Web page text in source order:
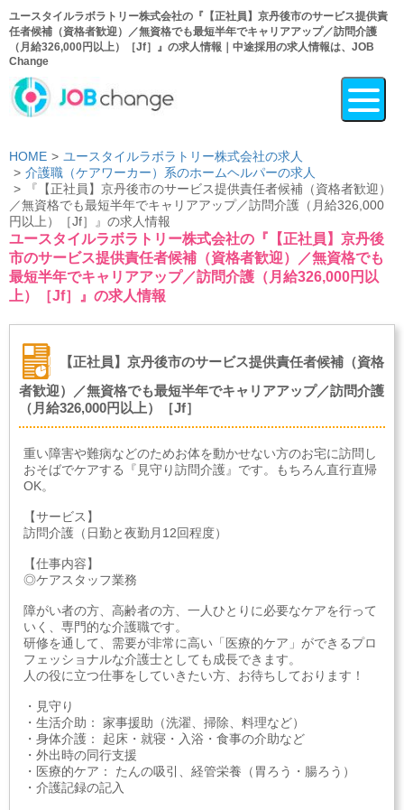
ユースタイルラボラトリー株式会社の『【正社員】京丹後市のサービス提供責
任者候補（資格者歓迎）／無資格でも最短半年でキャリアアップ／訪問介護
（月給326,000円以上）［Jf］』の求人情報｜中途採用の求人情報は、JOB
Change
HOME
ユースタイルラボラトリー株式会社の求人
介護職（ケアワーカー）系のホームヘルパーの求人
『【正社員】京丹後市のサービス提供責任者候補（資格者歓迎）
／無資格でも最短半年でキャリアアップ／訪問介護（月給326,000
円以上）［Jf］』の求人情報
ユースタイルラボラトリー株式会社の『【正社員】京丹後
市のサービス提供責任者候補（資格者歓迎）／無資格でも
最短半年でキャリアアップ／訪問介護（月給326,000円以
上）［Jf］』の求人情報
【正社員】京丹後市のサービス提供責任者候補（資格
者歓迎）／無資格でも最短半年でキャリアアップ／訪問介護
（月給326,000円以上）［Jf］
重い障害や難病などのためお体を動かせない方のお宅に訪問し
おそばでケアする『見守り訪問介護』です。もちろん直行直帰
OK。
【サービス】
訪問介護（日勤と夜勤月12回程度）
【仕事内容】
◎ケアスタッフ業務
障がい者の方、高齢者の方、一人ひとりに必要なケアを行って
いく、専門的な介護職です。
研修を通して、需要が非常に高い「医療的ケア」ができるプロ
フェッショナルな介護士としても成長できます。
人の役に立つ仕事をしていきたい方、お待ちしております！
・見守り
・生活介助： 家事援助（洗濯、掃除、料理など）
・身体介護： 起床・就寝・入浴・食事の介助など
・外出時の同行支援
・医療的ケア： たんの吸引、経管栄養（胃ろう・腸ろう）
・介護記録の記入